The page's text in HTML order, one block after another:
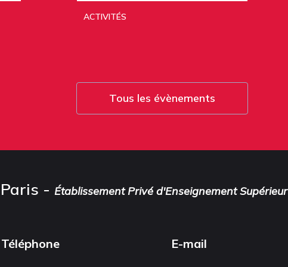
ACTIVITÉS
Tous les évènements
- Établissement Privé d'Enseignement Supérieur
Téléphone E-mail